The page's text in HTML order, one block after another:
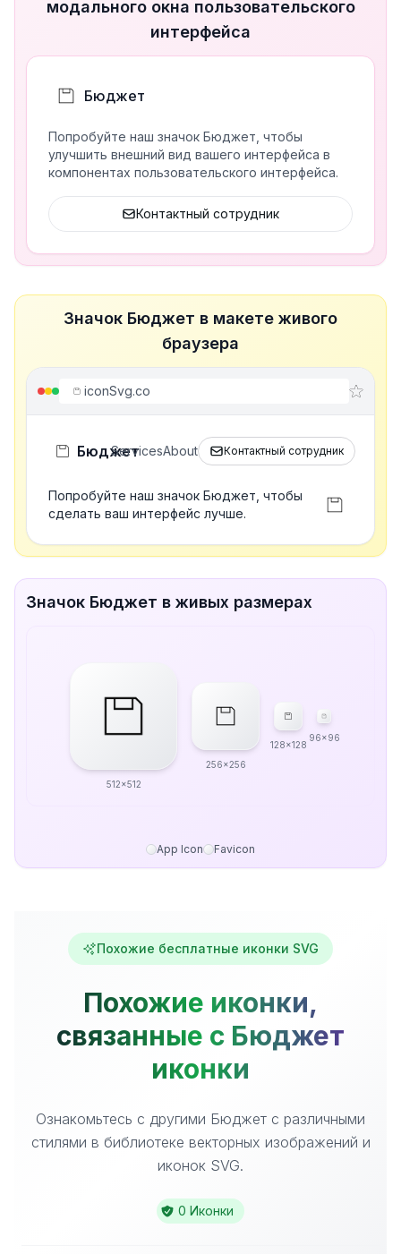
модального окна пользовательского
интерфейса
Бюджет
Попробуйте наш значок Бюджет, чтобы
улучшить внешний вид вашего интерфейса в
компонентах пользовательского интерфейса.
Контактный сотрудник
Значок Бюджет в макете живого
браузера
iconSvg.co
Бюджет
ServicesAbout Контактный сотрудник
Попробуйте наш значок Бюджет, чтобы
сделать ваш интерфейс лучше.
Значок Бюджет в живых размерах
512x512
256x256
128x128
96x96
App Icon Favicon
Похожие бесплатные иконки SVG
Похожие иконки,
связанные с Бюджет
иконки
Ознакомьтесь с другими Бюджет с различными
стилями в библиотеке векторных изображений и
иконок SVG.
0 Иконки